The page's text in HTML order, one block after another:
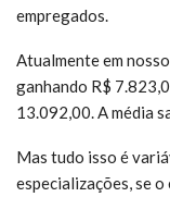
empregados.
Atualmente em
ganhando R$
13.092,00. A média
Mas tudo isso é
especializações, se